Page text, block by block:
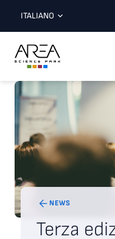
ITALIANO
NEWS
Terza